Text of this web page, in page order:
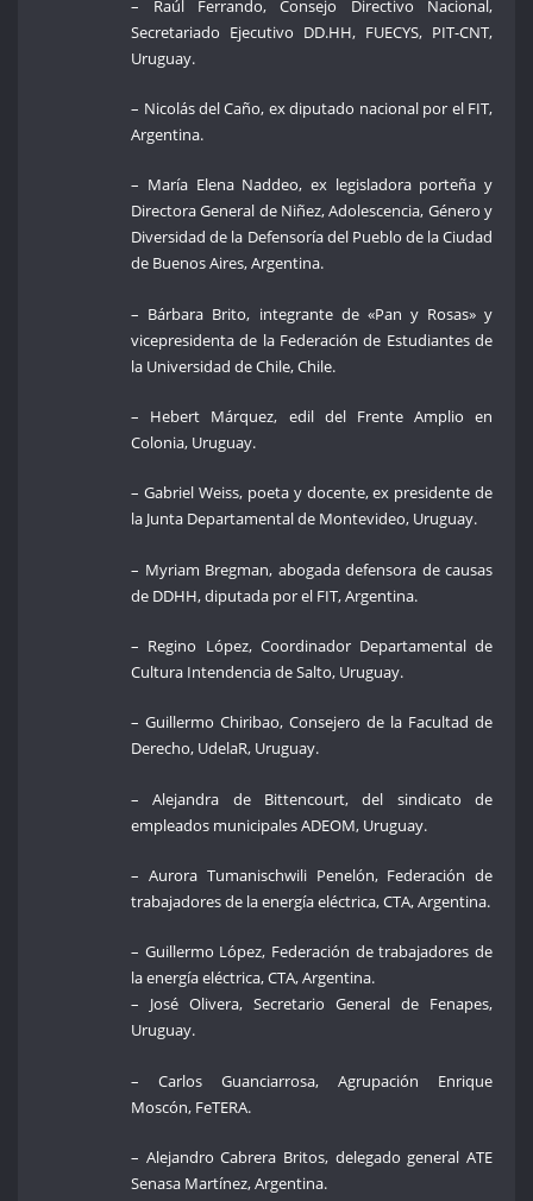
– Raúl Ferrando, Consejo Directivo Nacional,
Secretariado Ejecutivo DD.HH, FUECYS, PIT-CNT,
Uruguay.
– Nicolás del Caño, ex diputado nacional por el FIT,
Argentina.
– María Elena Naddeo, ex legisladora porteña y
Directora General de Niñez, Adolescencia, Género y
Diversidad de la Defensoría del Pueblo de la Ciudad
de Buenos Aires, Argentina.
– Bárbara Brito, integrante de «Pan y Rosas» y
vicepresidenta de la Federación de Estudiantes de
la Universidad de Chile, Chile.
– Hebert Márquez, edil del Frente Amplio en
Colonia, Uruguay.
– Gabriel Weiss, poeta y docente, ex presidente de
la Junta Departamental de Montevideo, Uruguay.
– Myriam Bregman, abogada defensora de causas
de DDHH, diputada por el FIT, Argentina.
– Regino López, Coordinador Departamental de
Cultura Intendencia de Salto, Uruguay.
– Guillermo Chiribao, Consejero de la Facultad de
Derecho, UdelaR, Uruguay.
– Alejandra de Bittencourt, del sindicato de
empleados municipales ADEOM, Uruguay.
– Aurora Tumanischwili Penelón, Federación de
trabajadores de la energía eléctrica, CTA, Argentina.
– Guillermo López, Federación de trabajadores de
la energía eléctrica, CTA, Argentina.
– José Olivera, Secretario General de Fenapes,
Uruguay.
– Carlos Guanciarrosa, Agrupación Enrique
Moscón, FeTERA.
– Alejandro Cabrera Britos, delegado general ATE
Senasa Martínez, Argentina.